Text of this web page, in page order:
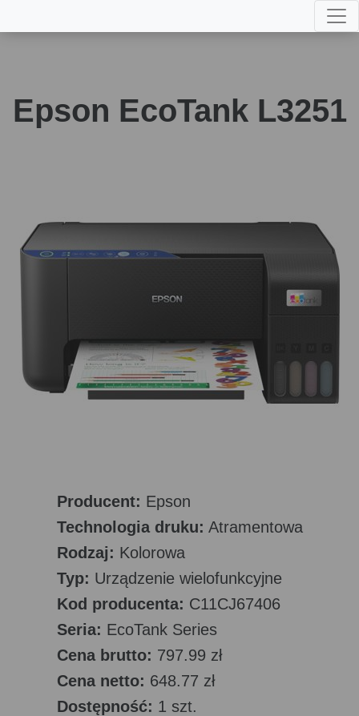
Epson EcoTank L3251
Producent: Epson
Technologia druku: Atramentowa
Rodzaj: Kolorowa
Typ: Urządzenie wielofunkcyjne
Kod producenta: C11CJ67406
Seria: EcoTank Series
Cena brutto: 797.99 zł
Cena netto: 648.77 zł
Dostępność: 1 szt.